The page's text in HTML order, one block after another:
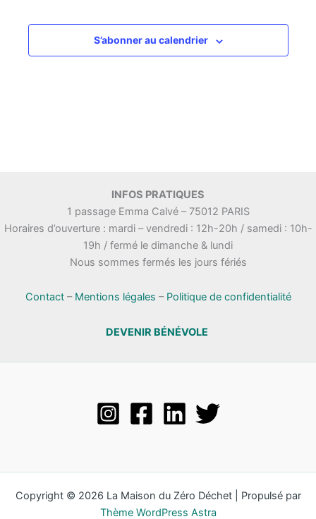
S’abonner au calendrier
INFOS PRATIQUES
1 passage Emma Calvé – 75012 PARIS
Horaires d’ouverture : mardi – vendredi : 12h-20h / samedi : 10h-
19h / fermé le dimanche & lundi
Nous sommes fermés les jours fériés
Contact– Mentions légales – Politique de confidentialité
DEVENIR BÉNÉVOLE
Copyright © 2026 La Maison du Zéro Déchet | Propulsé par
Thème WordPress Astra